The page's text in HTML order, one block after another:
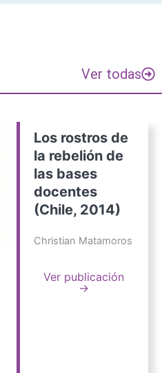
Ver todas
Los rostros de
la rebelión de
las bases
docentes
(Chile, 2014)
Christian Matamoros
Ver publicación
→